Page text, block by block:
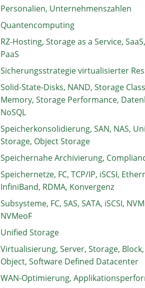
Personalien, Unternehmenszahlen
Quantencomputing
RZ-Hosting, Storage as a Service,
PaaS
Sicherungsstrategie virtualisierter
Solid-State-Disks, NAND, Storage Class
Memory, Storage Performance,
NoSQL
Speicherkonsolidierung, SAN, NAS,
Storage, Object Storage
Speichernahe Archivierung,
Speichernetze, FC, TCP/IP, iSCSI,
InfiniBand, RDMA, Konvergenz
Subsysteme, FC, SAS, SATA, iSCSI,
NVMeoF
Unified Storage
Virtualisierung, Server, Storage, Block,
Object, Software Defined Datacenter
WAN-Optimierung,